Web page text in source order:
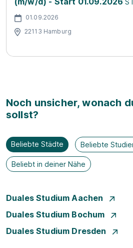
01.09.2026
22113 Hamburg
Noch unsicher, wonach
sollst?
Beliebte Städte Beliebte
Beliebt in deiner Nähe
Duales Studium Aachen
Duales Studium Bochum
Duales Studium Dresden